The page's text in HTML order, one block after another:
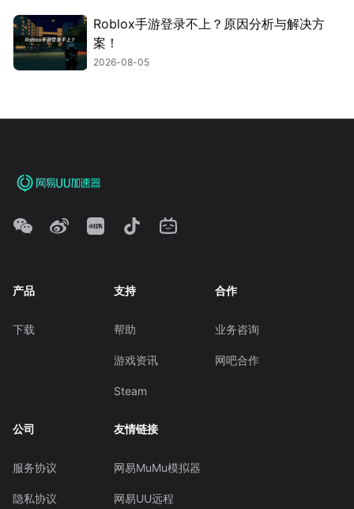
Roblox手游登录不上？原因分析与解决方
案！
2026-08-05
产品
下载
支持
帮助
游戏资讯
Steam
合作
业务咨询
网吧合作
公司
服务协议
隐私协议
友情链接
网易MuMu模拟器
网易UU远程